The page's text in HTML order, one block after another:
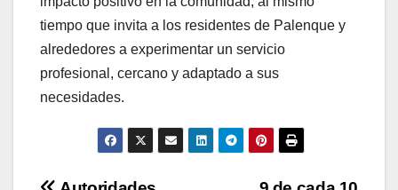
tiempo que invita a los residentes de Palenque y
alrededores a experimentar un servicio
profesional, cercano y adaptado a sus
necesidades.